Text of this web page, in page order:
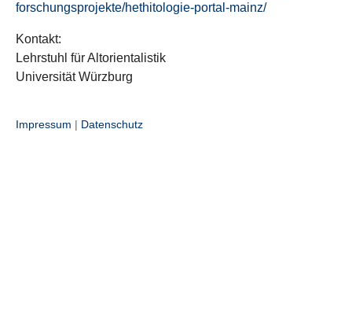
forschungsprojekte/hethitologie-portal-mainz/
Kontakt:
Lehrstuhl für Altorientalistik
Universität Würzburg
Impressum | Datenschutz